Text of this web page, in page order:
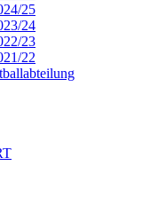
25
24
23
22